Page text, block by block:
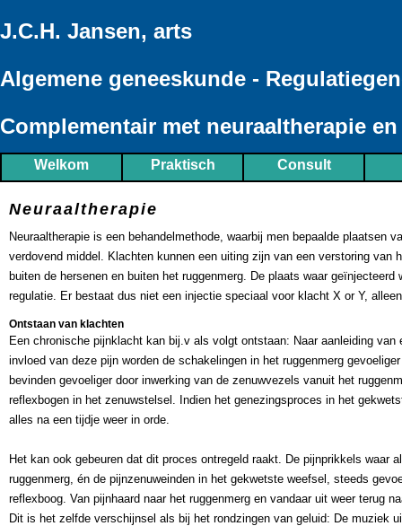
J.C.H. Jansen, arts
Algemene geneeskunde -
Complementair met neuraaltherapie
Welkom Praktisch Consult
Neuraaltherapie
Neuraaltherapie is een behandelmethode, waarbij men bepaalde
verdovend middel. Klachten kunnen een uiting zijn van een verstoring
buiten de hersenen en buiten het ruggenmerg. De plaats waar
regulatie. Er bestaat dus niet een injectie speciaal voor klacht X or Y,
Ontstaan van klachten
Een chronische pijnklacht kan bij.v als volgt ontstaan: Naar aanleiding
invloed van deze pijn worden de schakelingen in het ruggenmerg
bevinden gevoeliger door inwerking van de zenuwvezels vanuit het
reflexbogen in het zenuwstelsel. Indien het genezingsproces in het
alles na een tijdje weer in orde.
Het kan ook gebeuren dat dit proces ontregeld raakt. De pijnprikkels
ruggenmerg, én de pijnzenuweinden in het gekwetste weefsel, steeds
reflexboog. Van pijnhaard naar het ruggenmerg en vandaar uit weer terug
Dit is het zelfde verschijnsel als bij het rondzingen van geluid: De muziek